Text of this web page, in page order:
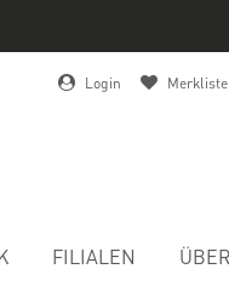
Login Merkliste
FILIALEN